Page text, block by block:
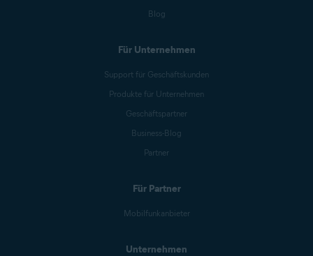
Blog
Für Unternehmen
Support für Geschäftskunden
Produkte für Unternehmen
Geschäftspartner
Business-Blog
Partner
Für Partner
Mobilfunkanbieter
Unternehmen